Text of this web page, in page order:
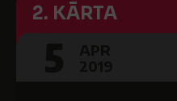
2. KĀRTA